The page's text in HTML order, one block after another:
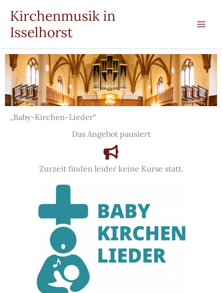
Inhalt
springen
Kirchenmusik in
Isselhorst
„Baby-Kirchen-Lieder“
Das Angebot pausiert
Zurzeit finden leider keine Kurse statt.